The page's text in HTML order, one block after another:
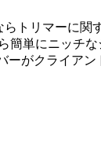
トリマーに
単にニッチ
がクライアン